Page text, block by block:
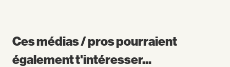
Ces médias / pros pourraient
également t'intéresser...